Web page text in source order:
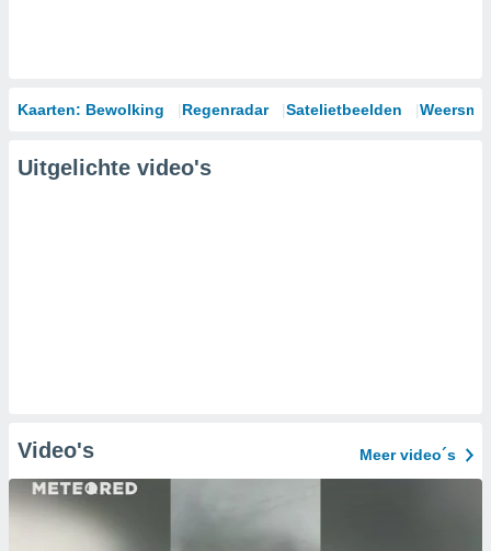
Kaarten: Bewolking Regenradar Satelietbeelden
Uitgelichte video's
Video's Meer video´s